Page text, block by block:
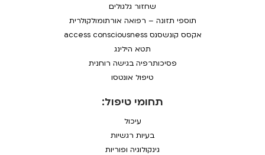
תחומי טיפול:
עיכול
בעיות רגשיות
גינקולוגיה ופוריות
שחזור גלגולים
תוספי תזונה – רפואה אורתומולקולרית
אקסס קונשסנס access consciousness
תטא הילינג
פסיכותרפיה בגישה רוחנית
טיפול אונטסו